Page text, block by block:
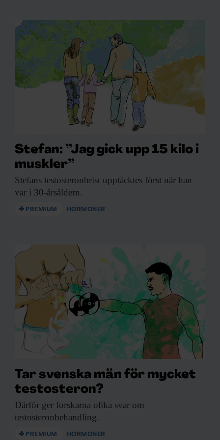
Stefan: ”Jag gick upp 15 kilo i
muskler”
Stefans testosteronbrist upptäcktes först när han
var i 30-årsåldern.
PREMIUM HORMONER
Tar svenska män för mycket
testosteron?
Därför ger forskarna olika svar om
testosteronbehandling.
PREMIUM HORMONER